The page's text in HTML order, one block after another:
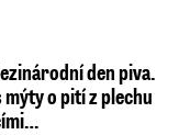
den piva.
mýty o pití z plechu